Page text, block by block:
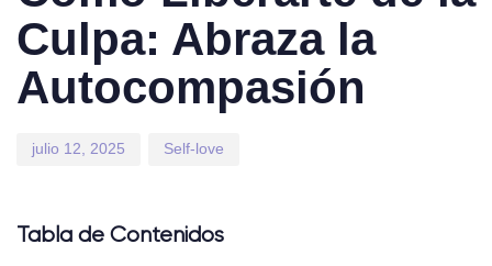
Culpa: Abraza la
Autocompasión
julio 12, 2025 Self-love
Tabla de Contenidos